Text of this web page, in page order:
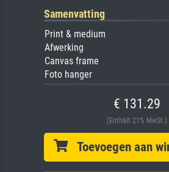
Samenvatting
Print & medium
Afwerking
Canvas frame
Foto hanger
€ 131.29
(Enthält 21% MwSt.)
Toevoegen aan